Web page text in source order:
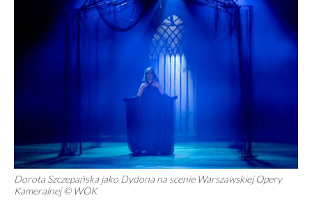
Dorota Szczepańska jako Dydona na scenie Warszawskiej Opery
Kameralnej © WOK